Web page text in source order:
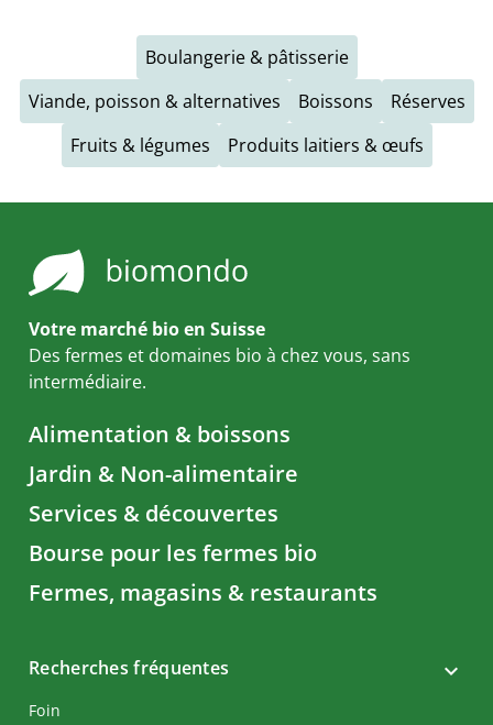
Boulangerie & pâtisserie
Viande, poisson & alternatives
Boissons
Réserves
Fruits & légumes
Produits laitiers & œufs
Votre marché bio en Suisse
Des fermes et domaines bio à chez vous, sans
intermédiaire.
Alimentation & boissons
Jardin & Non-alimentaire
Services & découvertes
Bourse pour les fermes bio
Fermes, magasins & restaurants
Recherches fréquentes
Foin